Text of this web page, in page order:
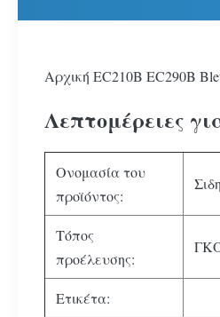
Αρχική EC210B EC290B
Λεπτομέρειες
Ονομασία του
προϊόντος:
Τόπος
προέλευσης:
Ετικέτα: